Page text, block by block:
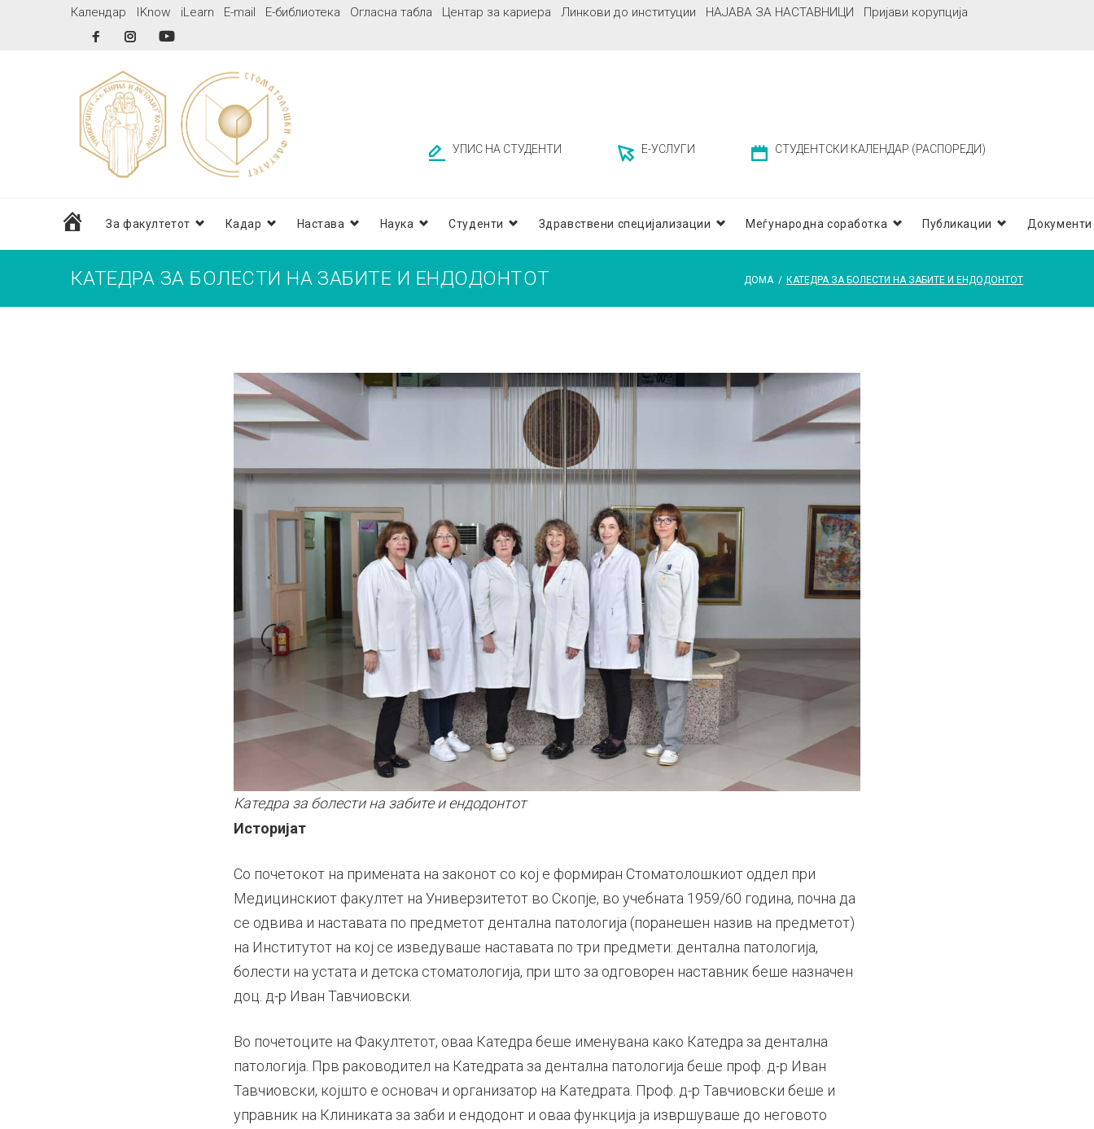
Календар IKnow iLearn E-mail Е-библиотека Огласна табла Центар за кариера Линкови до институции НАЈАВА ЗА НАСТАВНИЦИ Пријави корупција
FacebookInstagram
УПИС НА СТУДЕНТИ Е-УСЛУГИ СТУДЕНТСКИ КАЛЕНДАР (РАСПОРЕДИ)
домаЗа факултетот Кадар Настава Наука Студенти Здравствени специјализации Меѓународна соработка Публикации Документи
КАТЕДРА ЗА БОЛЕСТИ НА ЗАБИТЕ И ЕНДОДОНТОТ ДОМА / КАТЕДРА ЗА БОЛЕСТИ НА ЗАБИТЕ И ЕНДОДОНТОТ
Катедра за болести на забите и ендодонтот
Историјат
Со почетокот на примената на законот со кој е формиран Стоматолошкиот оддел при
Медицинскиот факултет на Универзитетот во Скопје, во учебната 1959/60 година, почна да
се одвива и наставата по предметот дентална патологија (поранешен назив на предметот)
на Институтот на кој се изведуваше наставата по три предмети: дентална патологија,
болести на устата и детска стоматологија, при што за одговорен наставник беше назначен
доц. д-р Иван Тавчиовски.
Во почетоците на Факултетот, оваа Катедра беше именувана како Катедра за дентална
патологија. Прв раководител на Катедрата за дентална патологија беше проф. д-р Иван
Тавчиовски, којшто е основач и организатор на Катедрата. Проф. д-р Тавчиовски беше и
управник на Клиниката за заби и ендодонт и оваа функција ја извршуваше до неговото